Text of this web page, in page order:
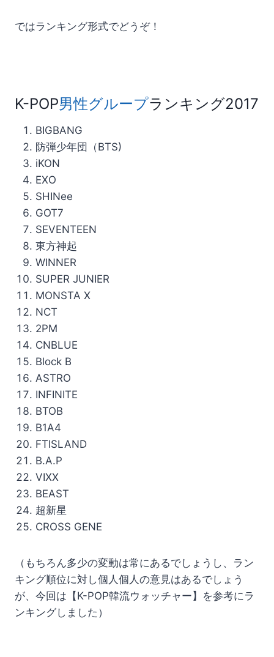
ではランキング形式でどうぞ！
K-POP男性グループランキング2017
BIGBANG
防弾少年団（BTS)
iKON
EXO
SHINee
GOT7
SEVENTEEN
東方神起
WINNER
SUPER JUNIER
MONSTA X
NCT
2PM
CNBLUE
Block B
ASTRO
INFINITE
BTOB
B1A4
FTISLAND
B.A.P
VIXX
BEAST
超新星
CROSS GENE
（もちろん多少の変動は常にあるでしょうし、ラン
キング順位に対し個人個人の意見はあるでしょう
が、今回は【K-POP韓流ウォッチャー】を参考にラ
ンキングしました）